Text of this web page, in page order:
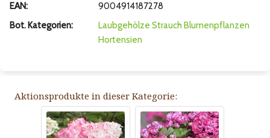
EAN:
9004914187278
Bot. Kategorien:
Laubgehölze Strauch Blumenpflanzen
Hortensien
Aktionsprodukte in dieser Kategorie: